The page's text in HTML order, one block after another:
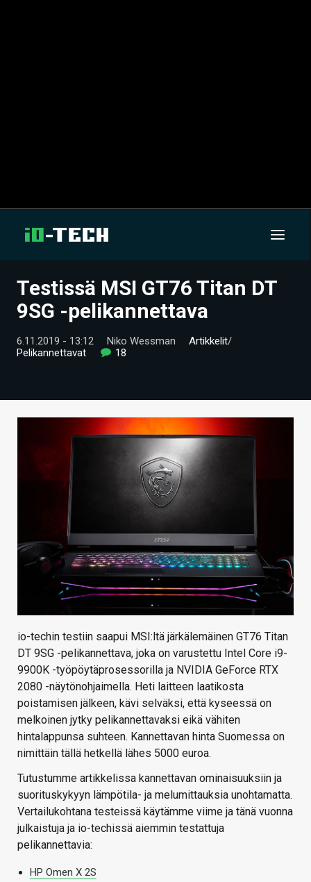
UUTISET
VIDEOT
TIETOA
HINTA.FI
VAIHDA TEEMA
HAKU
Testissä MSI GT76 Titan DT
9SG -pelikannettava
6.11.2019 - 13:12 Niko Wessman Artikkelit/
Pelikannettavat
18
io-techin testiin saapui MSI:ltä järkälemäinen GT76 Titan
DT 9SG -pelikannettava, joka on varustettu Intel Core i9-
9900K -työpöytäprosessorilla ja NVIDIA GeForce RTX
2080 -näytönohjaimella. Heti laitteen laatikosta
poistamisen jälkeen, kävi selväksi, että kyseessä on
melkoinen jytky pelikannettavaksi eikä vähiten
hintalappunsa suhteen. Kannettavan hinta Suomessa on
nimittäin tällä hetkellä lähes 5000 euroa.
Tutustumme artikkelissa kannettavan ominaisuuksiin ja
suorituskykyyn lämpötila- ja melumittauksia unohtamatta.
Vertailukohtana testeissä käytämme viime ja tänä vuonna
julkaistuja ja io-techissä aiemmin testattuja
pelikannettavia:
HP Omen X 2S